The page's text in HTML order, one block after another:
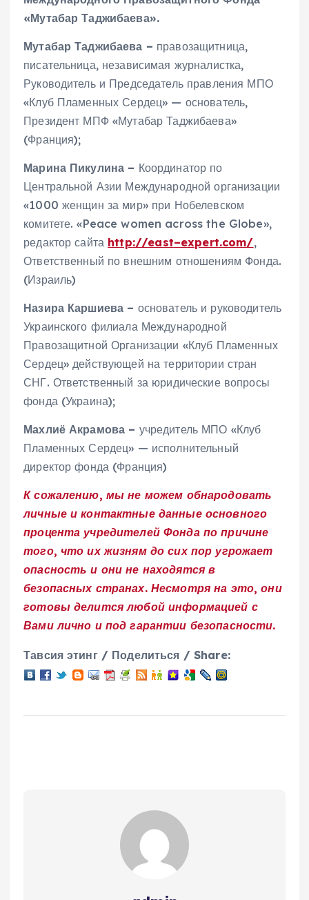
«Мутабар Таджибаева».
Мутабар Таджибаева – правозащитница,
писательница, независимая журналистка,
Руководитель и Председатель правления МПО
«Клуб Пламенных Сердец» — основатель,
Президент МПФ «Мутабар Таджибаева»
(Франция);
Марина Пикулина – Координатор по
Центральной Азии Международной организации
«1000 женщин за мир» при Нобелевском
комитете. «Peace women across the Globe»,
редактор сайта http://east–expert.com/,
Ответственный по внешним отношениям Фонда.
(Израиль)
Назира Каршиева – основатель и руководитель
Украинского филиала Международной
Правозащитной Организации «Клуб Пламенных
Сердец» действующей на территории стран
СНГ. Ответственный за юридические вопросы
фонда (Украина);
Махлиё Акрамова – учредитель МПО «Клуб
Пламенных Сердец» — исполнительный
директор фонда (Франция)
К сожалению, мы не можем обнародовать
личные и контактные данные основного
процента учредителей Фонда по причине
того, что их жизням до сих пор угрожает
опасность и они не находятся в
безопасных странах. Несмотря на это, они
готовы делится любой информацией с
Вами лично и под гарантии безопасности.
Тавсия этинг / Поделиться / Share: